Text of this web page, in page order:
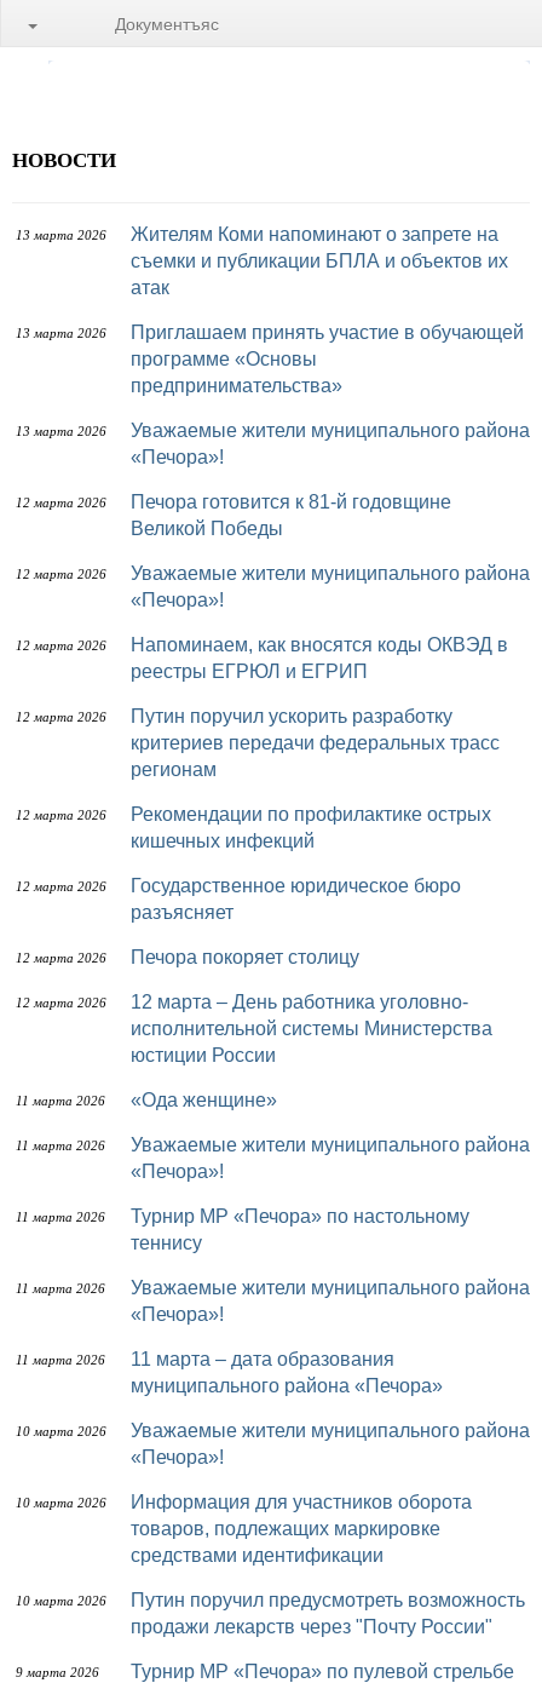
Документъяс
НОВОСТИ
13 марта 2026
Жителям Коми напоминают о запрете на
съемки и публикации БПЛА и объектов их
атак
13 марта 2026
Приглашаем принять участие в обучающей
программе «Основы
предпринимательства»
13 марта 2026
Уважаемые жители муниципального района
«Печора»!
12 марта 2026
Печора готовится к 81-й годовщине
Великой Победы
12 марта 2026
Уважаемые жители муниципального района
«Печора»!
12 марта 2026
Напоминаем, как вносятся коды ОКВЭД в
реестры ЕГРЮЛ и ЕГРИП
12 марта 2026
Путин поручил ускорить разработку
критериев передачи федеральных трасс
регионам
12 марта 2026
Рекомендации по профилактике острых
кишечных инфекций
12 марта 2026
Государственное юридическое бюро
разъясняет
12 марта 2026 Печора покоряет столицу
12 марта 2026
12 марта – День работника уголовно-
исполнительной системы Министерства
юстиции России
11 марта 2026 «Ода женщине»
11 марта 2026
Уважаемые жители муниципального района
«Печора»!
11 марта 2026
Турнир МР «Печора» по настольному
теннису
11 марта 2026
Уважаемые жители муниципального района
«Печора»!
11 марта 2026
11 марта – дата образования
муниципального района «Печора»
10 марта 2026
Уважаемые жители муниципального района
«Печора»!
10 марта 2026
Информация для участников оборота
товаров, подлежащих маркировке
средствами идентификации
10 марта 2026
Путин поручил предусмотреть возможность
продажи лекарств через "Почту России"
9 марта 2026 Турнир МР «Печора» по пулевой стрельбе